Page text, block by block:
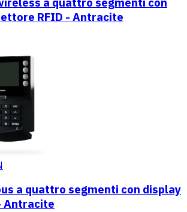
RFID - Antracite
a quattro segmenti con display
Antracite